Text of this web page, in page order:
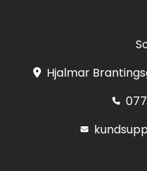
Hjalmar